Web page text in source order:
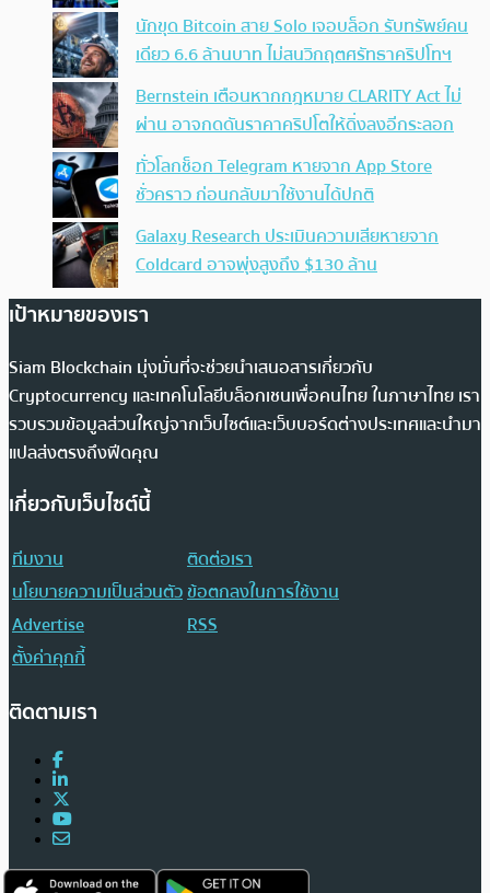
นักขุด Bitcoin สาย Solo เจอบล็อก รับทรัพย์คน
เดียว 6.6 ล้านบาท ไม่สนวิกฤตศรัทธาคริปโทฯ
Bernstein เตือนหากกฎหมาย CLARITY Act ไม่
ผ่าน อาจกดดันราคาคริปโตให้ดิ่งลงอีกระลอก
ทั่วโลกช็อก Telegram หายจาก App Store
ชั่วคราว ก่อนกลับมาใช้งานได้ปกติ
Galaxy Research ประเมินความเสียหายจาก
Coldcard อาจพุ่งสูงถึง $130 ล้าน
เป้าหมายของเรา
Siam Blockchain มุ่งมั่นที่จะช่วยนำเสนอสารเกี่ยวกับ
Cryptocurrency และเทคโนโลยีบล็อกเชนเพื่อคนไทย ในภาษาไทย เรา
รวบรวมข้อมูลส่วนใหญ่จากเว็บไซต์และเว็บบอร์ดต่างประเทศและนำมา
แปลส่งตรงถึงฟีดคุณ
เกี่ยวกับเว็บไซต์นี้
ทีมงาน
ติดต่อเรา
นโยบายความเป็นส่วนตัวข้อตกลงในการใช้งาน
Advertise
RSS
ตั้งค่าคุกกี้
ติดตามเรา